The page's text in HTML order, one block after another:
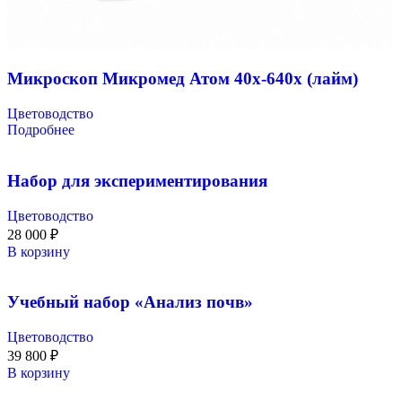
Микроскоп Микромед Атом 40x-640x (лайм)
Цветоводство
Подробнее
Набор для экспериментирования
Цветоводство
28 000 ₽
В корзину
Учебный набор «Анализ почв»
Цветоводство
39 800 ₽
В корзину